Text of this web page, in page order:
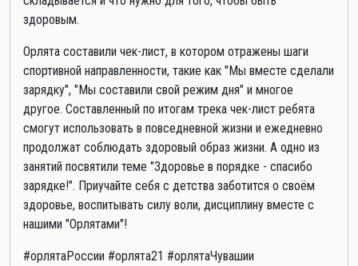
здоровым.
Орлята составили чек-лист, в котором отражены шаги
спортивной направленности, такие как "Мы вместе сделали
зарядку", "Мы составили свой режим дня" и многое
другое. Составленный по итогам трека чек-лист ребята
смогут использовать в повседневной жизни и ежедневно
продолжат соблюдать здоровый образ жизни. А одно из
занятий посвятили теме "Здоровье в порядке - спасибо
зарядке!". Приучайте себя с детства заботится о своём
здоровье, воспитывать силу воли, дисциплину вместе с
нашими "Орлятами"!
#орлятаРоссии #орлята21 #орлятаЧувашии